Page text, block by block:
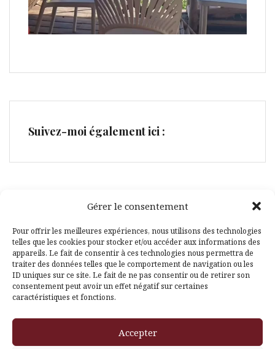
Gérer le consentement
Pour offrir les meilleures expériences, nous utilisons des technologies
telles que les cookies pour stocker et/ou accéder aux informations des
appareils. Le fait de consentir à ces technologies nous permettra de
traiter des données telles que le comportement de navigation ou les
ID uniques sur ce site. Le fait de ne pas consentir ou de retirer son
consentement peut avoir un effet négatif sur certaines
caractéristiques et fonctions.
Accepter
Suivez-moi également ici :
Facebook
Pinterest
Themeisle